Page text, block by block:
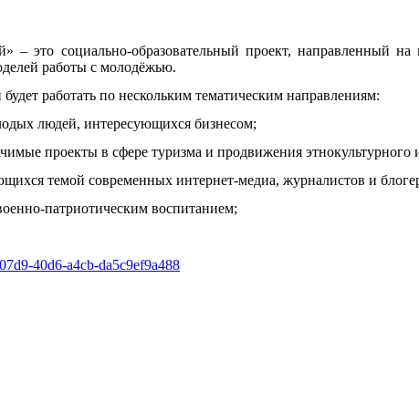
– это социально-образовательный проект, направленный
работы с молодёжью.
работать по нескольким тематическим направлениям:
людей, интересующихся бизнесом;
проекты в сфере туризма и продвижения
темой современных интернет-медиа, журналистов и
патриотическим воспитанием;
40d6-a4cb-da5c9ef9a488